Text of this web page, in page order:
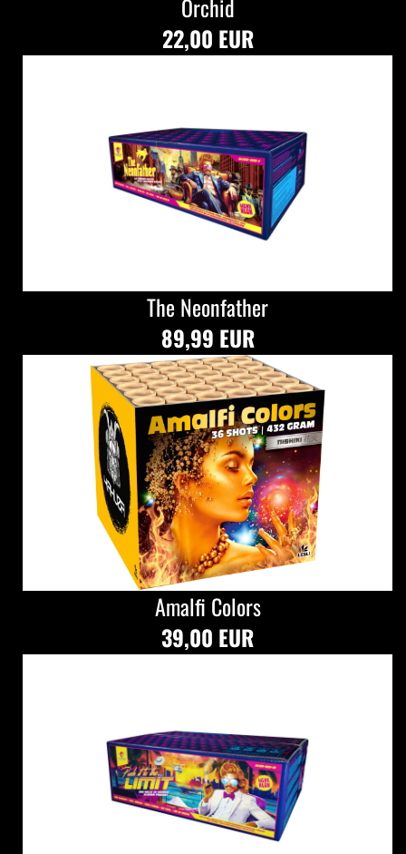
Orchid
22,00 EUR
The Neonfather
89,99 EUR
Amalfi Colors
39,00 EUR